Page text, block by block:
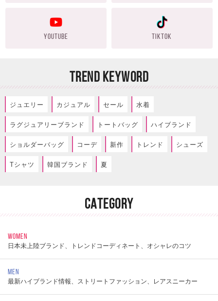
YOUTUBE TIKTOK
TREND KEYWORD
ジュエリー カジュアル セール 水着
ラグジュアリーブランド トートバッグ ハイブランド
ショルダーバッグ コーデ 新作 トレンド シューズ
Tシャツ 韓国ブランド 夏
CATEGORY
WOMEN
日本未上陸ブランド、トレンドコーディネート、オシャレのコツ
MEN
最新ハイブランド情報、ストリートファッション、レアスニーカー